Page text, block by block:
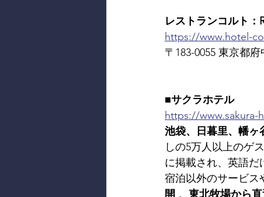
レストランコルト：
https://www.hotel-
〒183-0055 東京都
■サクラホテル
https://
池袋、日暮里、幡ヶ
しの5万人以上のゲ
に掲載され、英語
宿泊以外のサービス
開 。 東北牧場から